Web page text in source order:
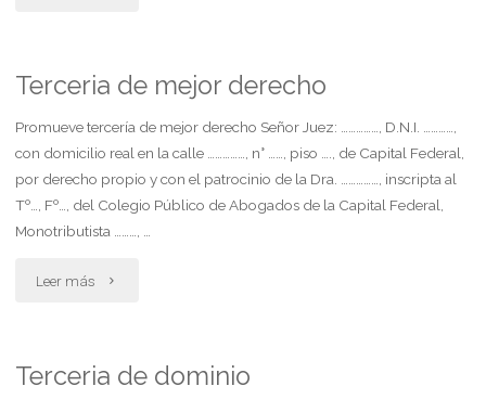
subsidiariamente
contesta
demanda. "
guarda
provisional"
Terceria de mejor derecho
Promueve tercería de mejor derecho Señor Juez: ……………, D.N.I. …………,
con domicilio real en la calle ……………, n° ……, piso …., de Capital Federal,
por derecho propio y con el patrocinio de la Dra. ……………, inscripta al
Tº…, Fº…, del Colegio Público de Abogados de la Capital Federal,
Monotributista ………, …
Leer más "Terceria
mejor
Terceria de dominio